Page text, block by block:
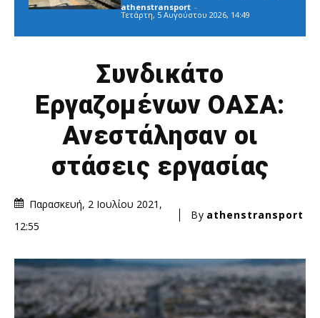
athenstransport -
Τετάρτη, 5 Αυγούστου 2026, 14:49
Συνδικάτο
Εργαζομένων ΟΑΣΑ:
Ανεστάλησαν οι
στάσεις εργασίας
Παρασκευή, 2 Ιουλίου 2021,
12:55
By athenstransport